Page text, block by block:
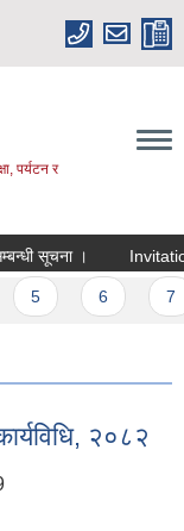
पर्यटन र
। Invitation For
२०८२